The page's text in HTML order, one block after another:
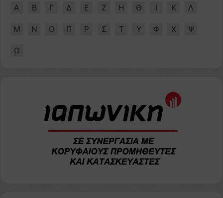
Α Β Γ Δ Ε Ζ Η Θ Ι Κ Λ
Μ Ν Ο Π Ρ Σ Τ Υ Φ Χ Ψ
Ω